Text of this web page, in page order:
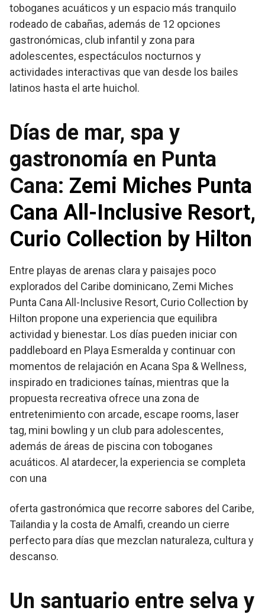
toboganes acuáticos y un espacio más tranquilo
rodeado de cabañas, además de 12 opciones
gastronómicas, club infantil y zona para
adolescentes, espectáculos nocturnos y
actividades interactivas que van desde los bailes
latinos hasta el arte huichol.
Días de mar, spa y
gastronomía en Punta
Cana: Zemi Miches Punta
Cana All-Inclusive Resort,
Curio Collection by Hilton
Entre playas de arenas clara y paisajes poco
explorados del Caribe dominicano, Zemi Miches
Punta Cana All-Inclusive Resort, Curio Collection by
Hilton propone una experiencia que equilibra
actividad y bienestar. Los días pueden iniciar con
paddleboard en Playa Esmeralda y continuar con
momentos de relajación en Acana Spa & Wellness,
inspirado en tradiciones taínas, mientras que la
propuesta recreativa ofrece una zona de
entretenimiento con arcade, escape rooms, laser
tag, mini bowling y un club para adolescentes,
además de áreas de piscina con toboganes
acuáticos. Al atardecer, la experiencia se completa
con una
oferta gastronómica que recorre sabores del Caribe,
Tailandia y la costa de Amalfi, creando un cierre
perfecto para días que mezclan naturaleza, cultura y
descanso.
Un santuario entre selva y